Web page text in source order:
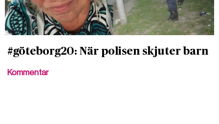
#göteborg20: När polisen skjuter barn
Kommentar